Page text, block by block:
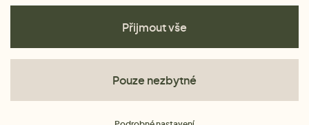
Přijmout vše
Pouze nezbytné